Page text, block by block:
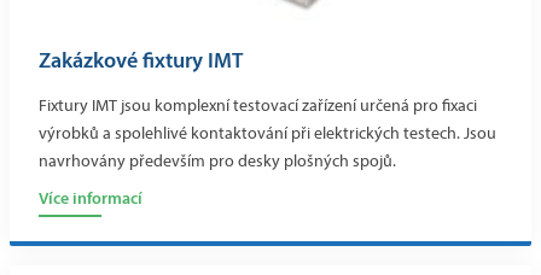
Zakázkové fixtury IMT
Fixtury IMT jsou komplexní testovací zařízení určená pro fixaci
výrobků a spolehlivé kontaktování při elektrických testech. Jsou
navrhovány především pro desky plošných spojů.
Více informací